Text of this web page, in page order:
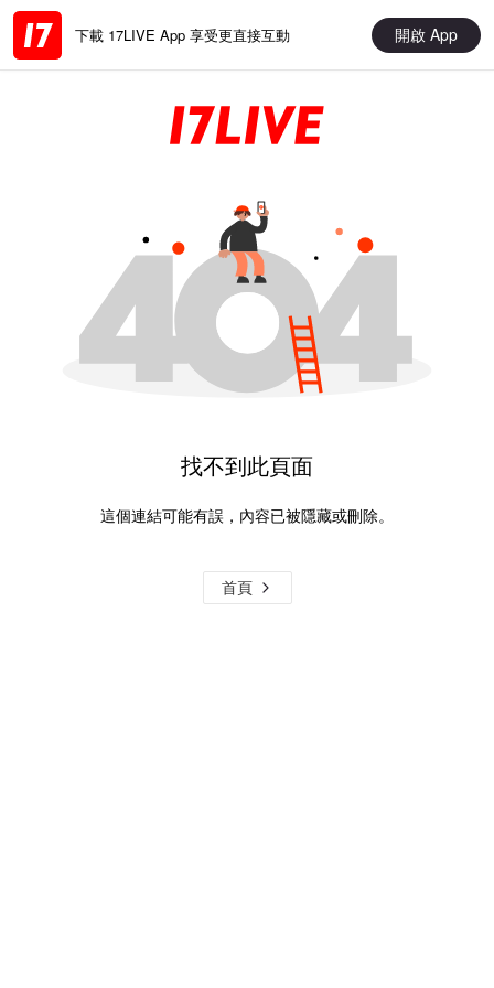
下載 17LIVE App 享受更直接互動 開啟 App
找不到此頁面
這個連結可能有誤，內容已被隱藏或刪除。
首頁